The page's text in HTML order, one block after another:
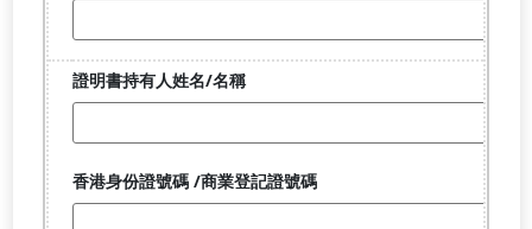
登
記
證
號
姓
名/
名
香
份
證
碼
/
商
證
持
有
香